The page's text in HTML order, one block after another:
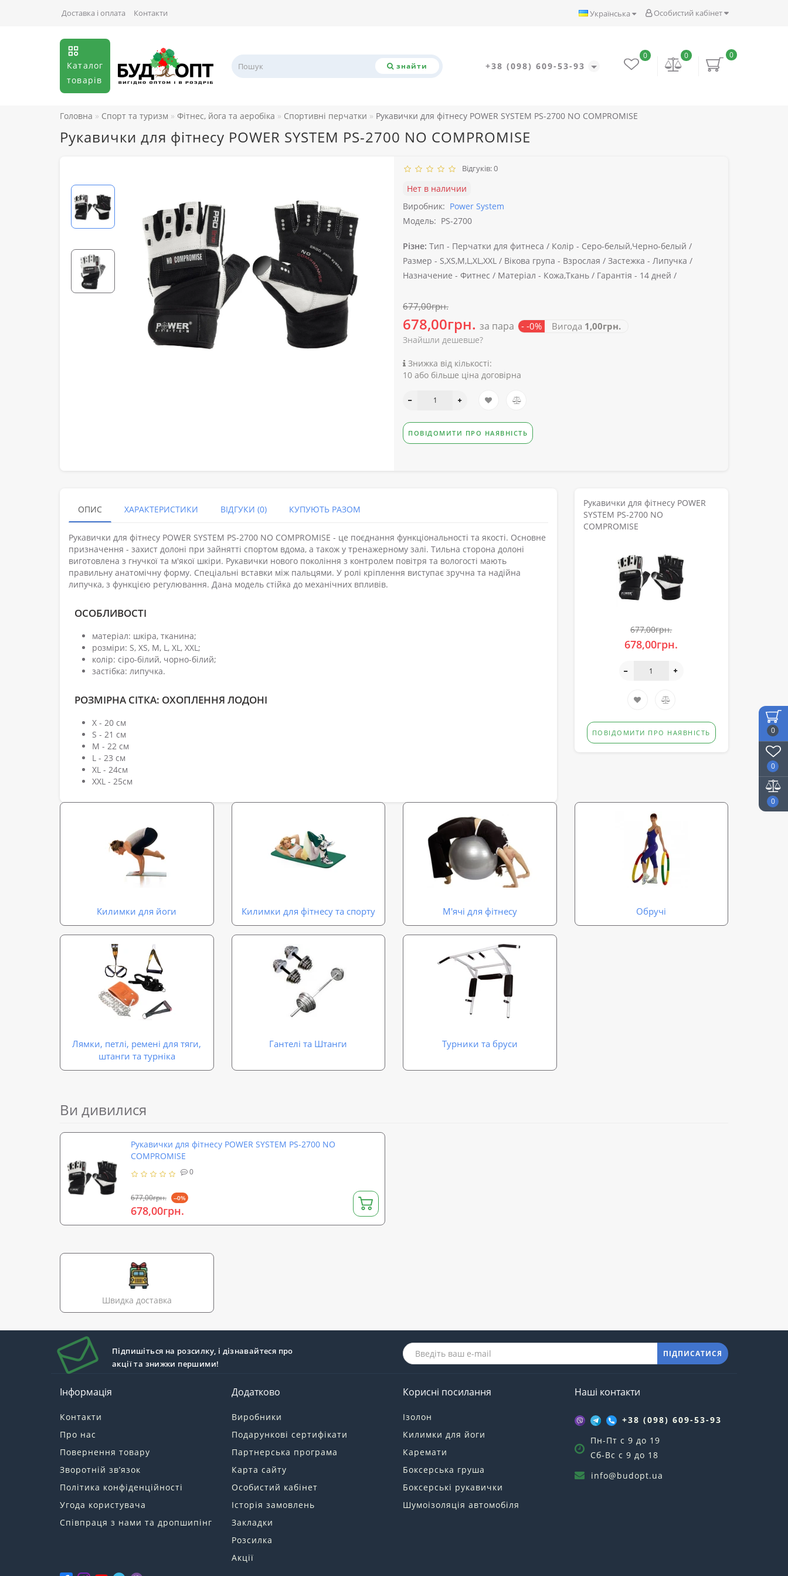
0
0
0
Особистий кабінет
Українська
Доставка і оплата Контакти
Каталог
товарів
знайти +38 (098) 609-53-93
0
0
0
Головна Спорт та туризм Фітнес, йога та аеробіка Спортивні перчатки Рукавички для фітнесу POWER SYSTEM PS-2700 NO COMPROMISE
Рукавички для фітнесу POWER SYSTEM PS-2700 NO COMPROMISE
Відгуків: 0
Нет в наличии
Виробник: Power System
Модель: PS-2700
Різне: Тип - Перчатки для фитнеса / Колір - Серо-белый,Черно-белый /
Размер - S,XS,M,L,XL,XXL / Вікова група - Взрослая / Застежка - Липучка /
Назначение - Фитнес / Матеріал - Кожа,Ткань / Гарантія - 14 дней /
677,00грн.
678,00грн. за пара - -0% Вигода 1,00грн.
Знайшли дешевше?
Знижка від кількості:
10 або більше ціна договірна
ПОВІДОМИТИ ПРО НАЯВНІСТЬ
ОПИС ХАРАКТЕРИСТИКИ ВІДГУКИ (0) КУПУЮТЬ РАЗОМ
Рукавички для фітнесу POWER SYSTEM PS-2700 NO COMPROMISE - це поєднання функціональності та якості. Основне
призначення - захист долоні при зайнятті спортом вдома, а також у тренажерному залі. Тильна сторона долоні
виготовлена з гнучкої та м'якої шкіри. Рукавички нового покоління з контролем повітря та вологості мають
правильну анатомічну форму. Спеціальні вставки між пальцями. У ролі кріплення виступає зручна та надійна
липучка, з функцією регулювання. Дана модель стійка до механічних впливів.
ОСОБЛИВОСТІ
матеріал: шкіра, тканина;
розміри: S, XS, M, L, XL, XXL;
колір: сіро-білий, чорно-білий;
застібка: липучка.
РОЗМІРНА СІТКА: ОХОПЛЕННЯ ЛОДОНІ
X - 20 см
S - 21 см
M - 22 см
L - 23 см
XL - 24см
XXL - 25см
Рукавички для фітнесу POWER
SYSTEM PS-2700 NO
COMPROMISE
677,00грн.
678,00грн.
ПОВІДОМИТИ ПРО НАЯВНІСТЬ
Килимки для йоги Килимки для фітнесу та спорту М'ячі для фітнесу Обручі
Лямки, петлі, ремені для тяги,
штанги та турніка
Гантелі та Штанги Турники та бруси
Ви дивилися
Рукавички для фітнесу POWER SYSTEM PS-2700 NO
COMPROMISE
0
677,00грн. --0%
678,00грн.
Швидка доставка
Підпишіться на розсилку, і дізнавайтеся про
акції та знижки першими!
ПІДПИСАТИСЯ
Інформація
Контакти
Про нас
Повернення товару
Зворотній зв’язок
Політика конфіденційності
Угода користувача
Співпраця з нами та дропшипінг
Додатково
Виробники
Подарункові сертифікати
Партнерська програма
Карта сайту
Особистий кабінет
Історія замовлень
Закладки
Розсилка
Акції
Корисні посилання
Ізолон
Килимки для йоги
Каремати
Боксерська груша
Боксерські рукавички
Шумоізоляція автомобіля
Наші контакти
+38 (098) 609-53-93
Пн-Пт с 9 до 19
Сб-Вс с 9 до 18
info@budopt.ua